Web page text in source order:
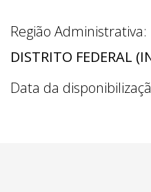
Região Administrativa:
DISTRITO FEDERAL
Data da